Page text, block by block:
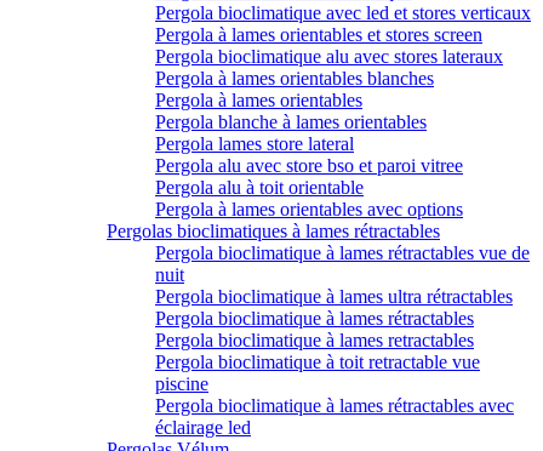
Pergola bioclimatique avec led et stores verticaux
Pergola à lames orientables et stores screen
Pergola bioclimatique alu avec stores lateraux
Pergola à lames orientables blanches
Pergola à lames orientables
Pergola blanche à lames orientables
Pergola lames store lateral
Pergola alu avec store bso et paroi vitree
Pergola alu à toit orientable
Pergola à lames orientables avec options
Pergolas bioclimatiques à lames rétractables
Pergola bioclimatique à lames rétractables vue de
nuit
Pergola bioclimatique à lames ultra rétractables
Pergola bioclimatique à lames rétractables
Pergola bioclimatique à lames retractables
Pergola bioclimatique à toit retractable vue
piscine
Pergola bioclimatique à lames rétractables avec
éclairage led